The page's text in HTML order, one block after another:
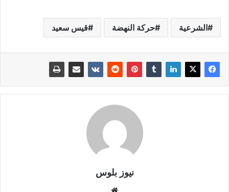
الشرعية حركة النهضة قيس سعيد
نيوز بلوس